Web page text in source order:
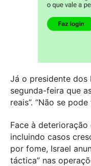
Já o presidente dos
segunda-feira que
reais”. “Não se
Face à
incluindo casos
por fome, Israel
táctica” nas